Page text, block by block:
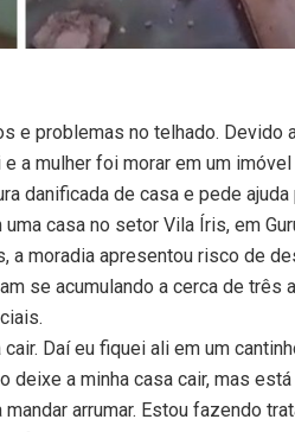
e problemas no telhado. Devido
a mulher foi morar em um
danificada de casa e pede ajuda
casa no setor Vila Íris, em
moradia apresentou risco de
se acumulando a cerca de três
Daí eu fiquei ali em um
deixe a minha casa cair, mas
arrumar. Estou fazendo